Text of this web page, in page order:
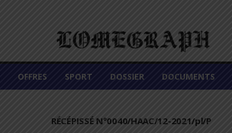
OFFRES SPORT DOSSIER DOCUMENTS
RÉCÉPISSÉ N°0040/HAAC/12-2021/pl/P